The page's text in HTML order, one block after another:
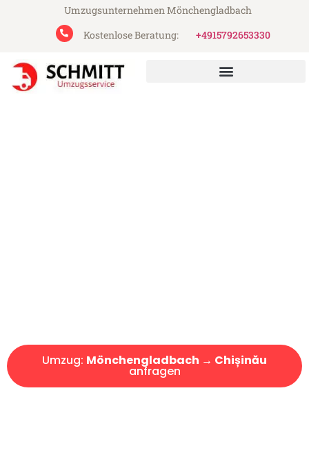
Umzugsunternehmen Mönchengladbach
Kostenlose Beratung:
+4915792653330
Umzug: Mönchengladbach → Chișinău
anfragen